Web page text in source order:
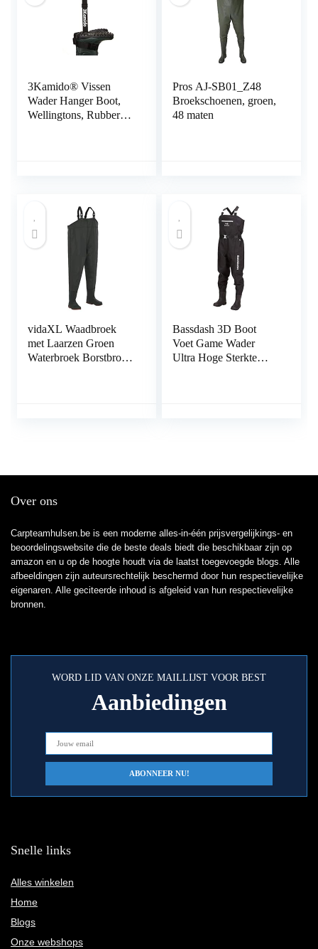
3Kamido® Vissen
Wader Hanger Boot,
Wellingtons, Rubberen
Pros AJ-SB01_Z48
Broekschoenen, groen,
48 maten
vidaXL Waadbroek
met Laarzen Groen
Waterbroek Borstbroek
Bassdash 3D Boot
Voet Game Wader
Ultra Hoge Sterkte
Over ons
Carpteamhulsen.be is een moderne alles-in-één prijsvergelijkings- en
beoordelingswebsite die de beste deals biedt die beschikbaar zijn op
amazon en u op de hoogte houdt via de laatst toegevoegde blogs. Alle
afbeeldingen zijn auteursrechtelijk beschermd door hun respectievelijke
eigenaren. Alle geciteerde inhoud is afgeleid van hun respectievelijke
bronnen.
WORD LID VAN ONZE MAILLIJST VOOR BEST
Aanbiedingen
Snelle links
Alles winkelen
Home
Blogs
Onze webshops